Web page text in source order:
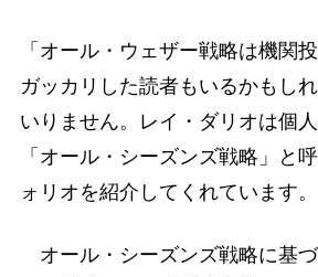
「オール・ウェザー戦略は機関
ガッカリした読者もいるかもし
いりません。レイ・ダリオは個
「オール・シーズンズ戦略」と
ォリオを紹介してくれています。
オール・シーズンズ戦略に基